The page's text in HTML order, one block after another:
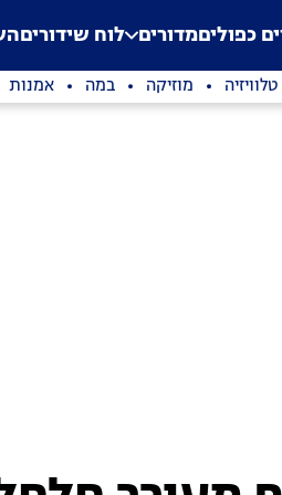
Application error: a
. כפוליםמדורים לוח שידורים
טלוויזיה מוזיקה במה אמנות